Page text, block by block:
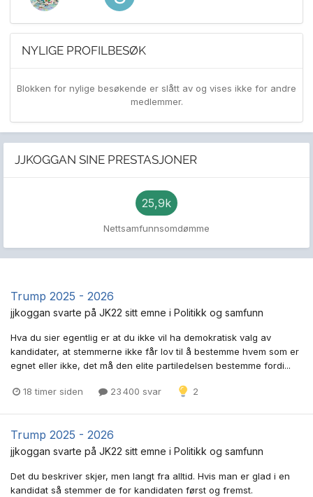
NYLIGE PROFILBESØK
Blokken for nylige besøkende er slått av og vises ikke for andre
medlemmer.
JJKOGGAN SINE PRESTASJONER
25,9k
Nettsamfunnsomdømme
Trump 2025 - 2026
jjkoggan svarte på JK22 sitt emne i Politikk og samfunn
Hva du sier egentlig er at du ikke vil ha demokratisk valg av
kandidater, at stemmerne ikke får lov til å bestemme hvem som er
egnet eller ikke, det må den elite partiledelsen bestemme fordi...
18 timer siden 23 400 svar 2
Trump 2025 - 2026
jjkoggan svarte på JK22 sitt emne i Politikk og samfunn
Det du beskriver skjer, men langt fra alltid. Hvis man er glad i en
kandidat så stemmer de for kandidaten først og fremst.